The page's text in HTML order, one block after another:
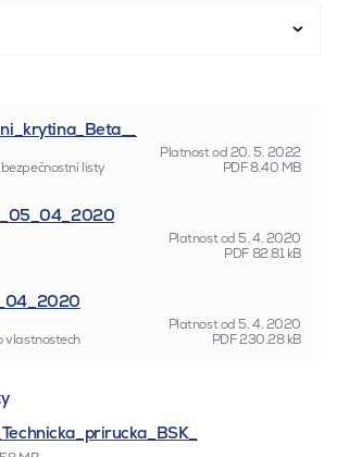
Platnost od20. 5. 2022
listy
PDF8.40 MB
Platnost od 5. 4. 2020
PDF82.81 kB
Platnost od 5. 4. 2020
vlastnostech
PDF230.28 kB